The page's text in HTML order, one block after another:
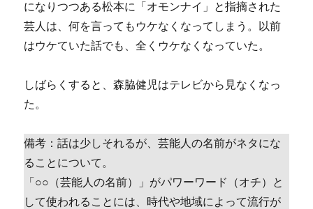
になりつつある松本に「オモンナイ」と指摘された
芸人は、何を言ってもウケなくなってしまう。以前
はウケていた話でも、全くウケなくなっていた。
しばらくすると、森脇健児はテレビから見なくなっ
た。
備考：話は少しそれるが、芸能人の名前がネタにな
ることについて。
「○○（芸能人の名前）」がパワーワード（オチ）と
して使われることには、時代や地域によって流行が